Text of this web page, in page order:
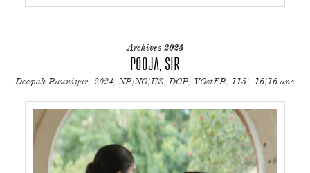
Archives 2025
POOJA, SIR
Deepak Rauniyar, 2024, NP/NO/US, DCP, VOstFR, 115', 16/16 ans